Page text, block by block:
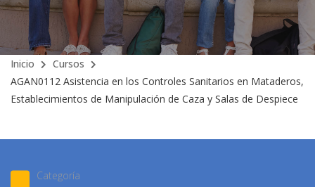
Inicio
Cursos
AGAN0112 Asistencia en los Controles Sanitarios en Mataderos,
Establecimientos de Manipulación de Caza y Salas de Despiece
Categoría